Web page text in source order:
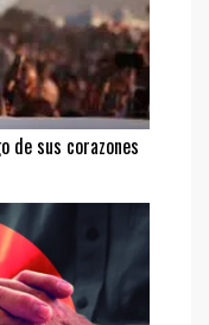
de sus corazones